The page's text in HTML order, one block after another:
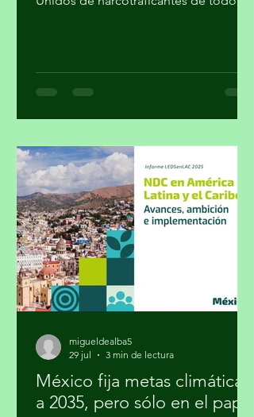
contra el narcotráfico. Parte 1 Por
Miguel Tirado Rasso
Morena en el sensible tema del
enfrentamiento al crimen organizado.
La inseguridad, cuya percepción a
pesar de las encuestas oficial
México fija metas climáticas
a 2035, pero sólo en el papel
migueldealba5
29 jul
3 min de lectura